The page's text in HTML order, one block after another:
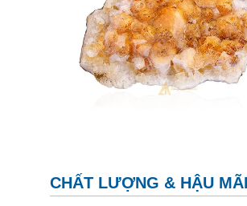
Lịch sử và truyền thuyết
CHẤT LƯỢNG & HẬU MÃI